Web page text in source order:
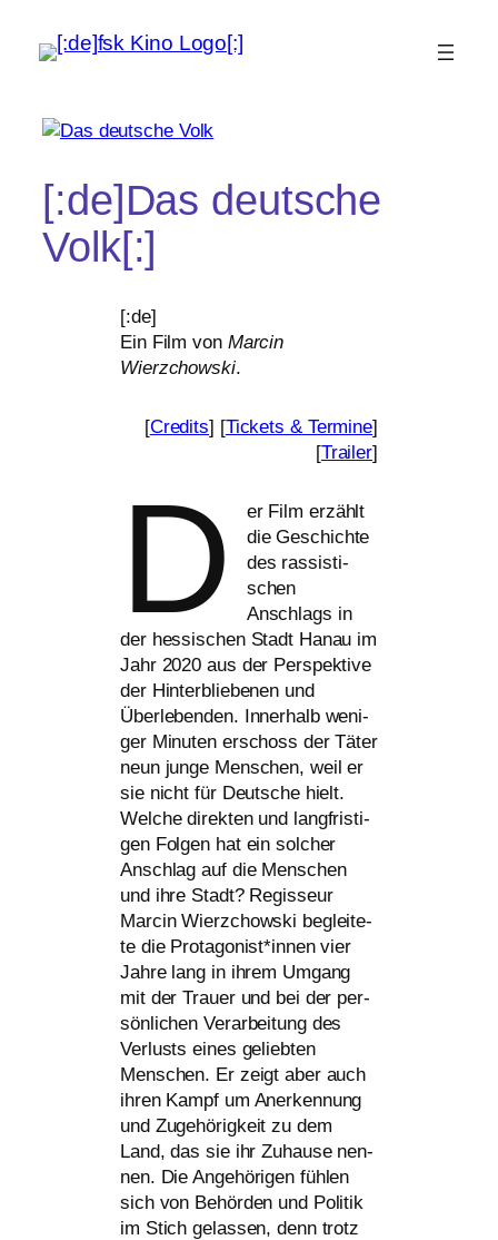
[:de]Das deutsche
Volk[:]
[:de]
Ein Film von Marcin
Wierzchowski.
[Credits] [Tickets &Termine]
[Trailer]
D
er Film erzählt
die Geschichte
des ras­sis­ti­
schen
Anschlags in
der hes­si­schen Stadt Hanau im
Jahr 2020 aus der Perspektive
der Hinterbliebenen und
Überlebenden. Innerhalb weni­
ger Minuten erschoss der Täter
neun jun­ge Menschen, weil er
sie nicht für Deutsche hielt.
Welche direk­ten und lang­fris­ti­
gen Folgen hat ein sol­cher
Anschlag auf die Menschen
und ihre Stadt? Regisseur
Marcin Wierzchowski beglei­te­
te die Protagonist*innen vier
Jahre lang in ihrem Umgang
mit der Trauer und bei der per­
sön­li­chen Verarbeitung des
Verlusts eines gelieb­ten
Menschen. Er zeigt aber auch
ihren Kampf um Anerkennung
und Zugehörigkeit zu dem
Land, das sie ihr Zuhause nen­
nen. Die Angehörigen füh­len
sich von Behörden und Politik
im Stich gelas­sen, denn trotz